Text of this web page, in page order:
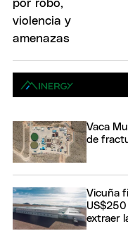
Vaca
de
Vicuña
extraer